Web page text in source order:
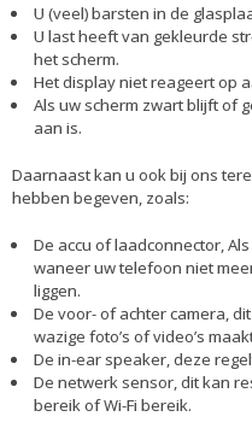
U (veel) barsten in de
U last heeft van gekleurde
het scherm.
Het display niet reageert op
Als uw scherm zwart blijft of
aan is.
Daarnaast kan u ook bij ons
hebben begeven, zoals:
De accu of laadconnector,
waneer uw telefoon niet
liggen.
De voor- of achter camera,
wazige foto’s of video’s
De in-ear speaker, deze
De netwerk sensor, dit kan
bereik of Wi-Fi bereik.